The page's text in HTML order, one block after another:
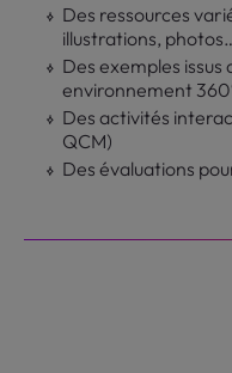
Des ressources
illustrations,
Des exemples
environnement
Des activités
QCM)
Des évaluations